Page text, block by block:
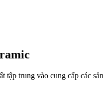
trung vào cung cấp các